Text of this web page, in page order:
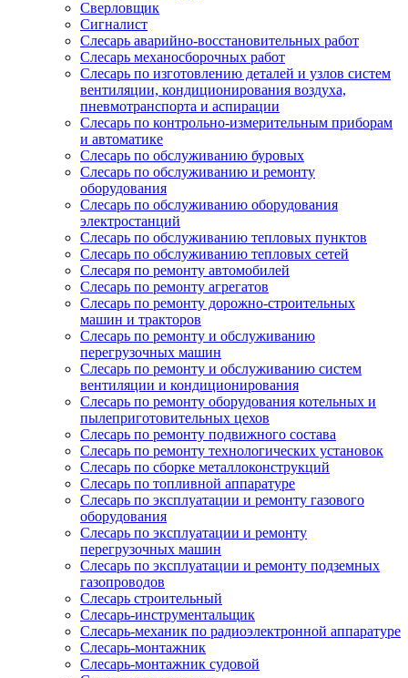
Сверловщик
Сигналист
Слесарь аварийно-восстановительных работ
Слесарь механосборочных работ
Слесарь по изготовлению деталей и узлов систем
вентиляции, кондиционирования воздуха,
пневмотранспорта и аспирации
Слесарь по контрольно-измерительным приборам
и автоматике
Слесарь по обслуживанию буровых
Слесарь по обслуживанию и ремонту
оборудования
Слесарь по обслуживанию оборудования
электростанций
Слесарь по обслуживанию тепловых пунктов
Слесарь по обслуживанию тепловых сетей
Слесаря по ремонту автомобилей
Слесарь по ремонту агрегатов
Слесарь по ремонту дорожно-строительных
машин и тракторов
Слесарь по ремонту и обслуживанию
перегрузочных машин
Слесарь по ремонту и обслуживанию систем
вентиляции и кондиционирования
Слесарь по ремонту оборудования котельных и
пылеприготовительных цехов
Слесарь по ремонту подвижного состава
Слесарь по ремонту технологических установок
Слесарь по сборке металлоконструкций
Слесарь по топливной аппаратуре
Слесарь по эксплуатации и ремонту газового
оборудования
Слесарь по эксплуатации и ремонту
перегрузочных машин
Слесарь по эксплуатации и ремонту подземных
газопроводов
Слесарь строительный
Слесарь-инструментальщик
Слесарь-механик по радиоэлектронной аппаратуре
Слесарь-монтажник
Слесарь-монтажник судовой